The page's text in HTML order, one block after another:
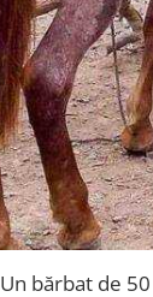
Un bărbat de